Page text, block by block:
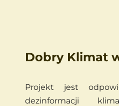
Dobry Klimat
Projekt jest
dezinformacji